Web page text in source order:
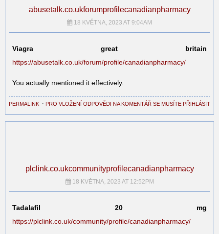
abusetalk.co.ukforumprofilecanadianpharmacy
18 KVĚTNA, 2023 AT 9:04AM
Viagra great britain
https://abusetalk.co.uk/forum/profile/canadianpharmacy/
You actually mentioned it effectively.
PERMALINK ⋅ PRO VLOŽENÍ ODPOVĚDI NA KOMENTÁŘ SE MUSÍTE PŘIHLÁSIT
plclink.co.ukcommunityprofilecanadianpharmacy
18 KVĚTNA, 2023 AT 12:52PM
Tadalafil 20 mg
https://plclink.co.uk/community/profile/canadianpharmacy/